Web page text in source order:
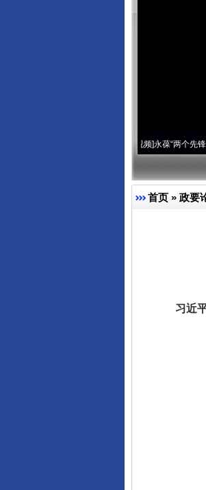
永葆“两个先锋队”本色·[视
首页 » 政要
习近平